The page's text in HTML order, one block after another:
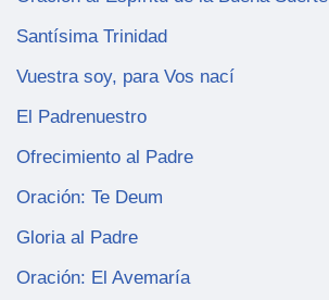
Santísima Trinidad
Vuestra soy, para Vos nací
El Padrenuestro
Ofrecimiento al Padre
Oración: Te Deum
Gloria al Padre
Oración: El Avemaría